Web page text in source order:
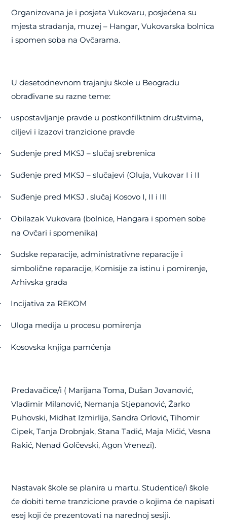
Organizovana je i posjeta Vukovaru, posjećena su
mjesta stradanja, muzej – Hangar, Vukovarska bolnica
i spomen soba na Ovčarama.
U desetodnevnom trajanju škole u Beogradu
obrađivane su razne teme:
uspostavljanje pravde u postkonfilktnim društvima,
ciljevi i izazovi tranzicione pravde
Suđenje pred MKSJ – slučaj srebrenica
Suđenje pred MKSJ – slučajevi (Oluja, Vukovar I i II
Suđenje pred MKSJ . slučaj Kosovo I, II i III
Obilazak Vukovara (bolnice, Hangara i spomen sobe
na Ovčari i spomenika)
Sudske reparacije, administrativne reparacije i
simbolične reparacije, Komisije za istinu i pomirenje,
Arhivska građa
Incijativa za REKOM
Uloga medija u procesu pomirenja
Kosovska knjiga pamćenja
Predavačice/i ( Marijana Toma, Dušan Jovanović,
Vladimir Milanović, Nemanja Stjepanović, Žarko
Puhovski, Midhat Izmirlija, Sandra Orlović, Tihomir
Cipek, Tanja Drobnjak, Stana Tadić, Maja Mićić, Vesna
Rakić, Nenad Golčevski, Agon Vrenezi).
Nastavak škole se planira u martu. Studentice/i škole
će dobiti teme tranzicione pravde o kojima će napisati
esej koji će prezentovati na narednoj sesiji.